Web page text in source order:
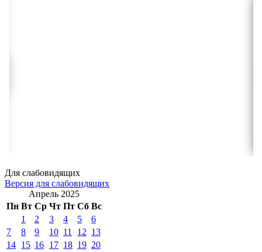
Для слабовидящих
Версия для слабовидящих
Апрель 2025
Пн Вт Ср Чт Пт Сб Вс
1
2 3 4 5
6
7
8 9 10 11 12 13
14 15 16 17 18 19 20